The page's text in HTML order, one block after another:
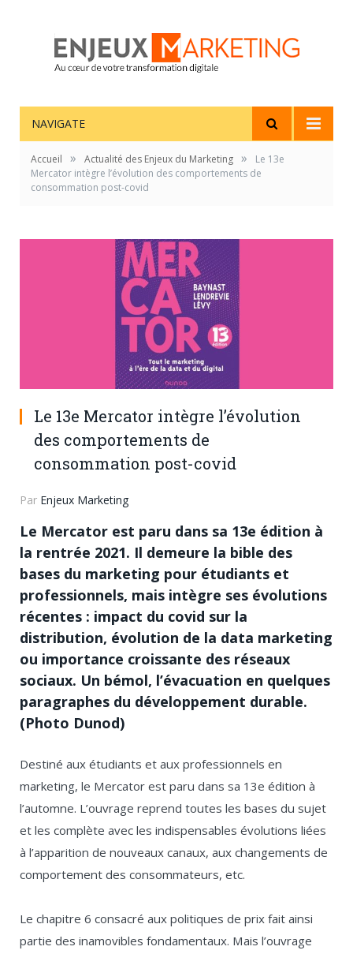
NAVIGATE
Accueil » Actualité des Enjeux du Marketing »
Le 13e
Mercator intègre l’évolution des comportements de
consommation post-covid
Le 13e Mercator intègre l’évolution
des comportements de
consommation post-covid
Par Enjeux Marketing
Le Mercator est paru dans sa 13e édition à
la rentrée 2021. Il demeure la bible des
bases du marketing pour étudiants et
professionnels, mais intègre ses évolutions
récentes : impact du covid sur la
distribution, évolution de la data marketing
ou importance croissante des réseaux
sociaux. Un bémol, l’évacuation en quelques
paragraphes du développement durable.
(Photo Dunod)
Destiné aux étudiants et aux professionnels en
marketing, le Mercator est paru dans sa 13e édition à
l’automne. L’ouvrage reprend toutes les bases du sujet
et les complète avec les indispensables évolutions liées
à l’apparition de nouveaux canaux, aux changements de
comportement des consommateurs, etc.
Le chapitre 6 consacré aux politiques de prix fait ainsi
partie des inamovibles fondamentaux. Mais l’ouvrage